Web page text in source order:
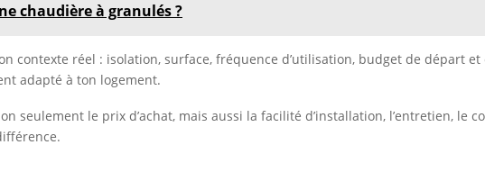
chaudière à granulés ?
réel : isolation, surface, fréquence d’utilisation, budget de départ et
adapté à ton logement.
le prix d’achat, mais aussi la facilité d’installation, l’entretien, le